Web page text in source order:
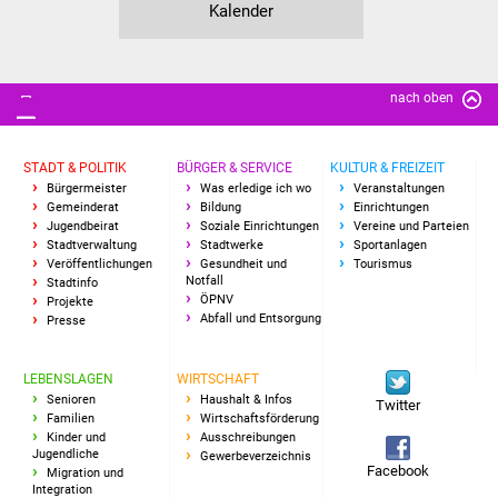
Senioren
Sommerwochen für
Seniorenwohn- und
Pflegeheim
Familien
Familientreff
Kinder und Jugendliche
Schülerferienprogramm
Migration und Integration
Kalender
nach oben
STADT & POLITIK
Bürgermeister
Gemeinderat
Jugendbeirat
Stadtverwaltung
Veröffentlichungen
Stadtinfo
Projekte
Presse
BÜRGER & SERVICE
Was erledige ich wo
Bildung
Soziale Einrichtungen
Stadtwerke
Gesundheit und
Notfall
ÖPNV
Abfall und Entsorgung
KULTUR & FREIZEIT
Veranstaltungen
Einrichtungen
Vereine und Parteien
Sportanlagen
Tourismus
LEBENSLAGEN
Senioren
Familien
Kinder und
Jugendliche
Migration und
Integration
WIRTSCHAFT
Haushalt & Infos
Wirtschaftsförderung
Ausschreibungen
Gewerbeverzeichnis
Twitter
Facebook